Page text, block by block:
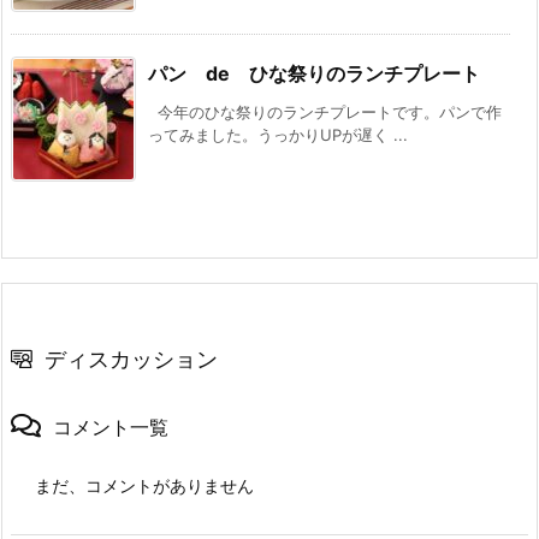
パン de ひな祭りのランチプレート
今年のひな祭りのランチプレートです。パンで作
ってみました。うっかりUPが遅く ...
ディスカッション
コメント一覧
まだ、コメントがありません